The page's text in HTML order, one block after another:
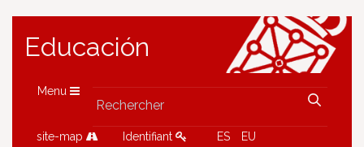
Educación
Menu
site-map Identifiant ES EU